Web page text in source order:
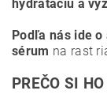
hydratáciu a
Podľa nás ide
sérum na rast
PREČO SI